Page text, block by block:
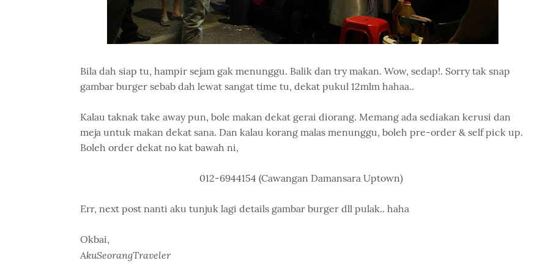
Bila dah siap tu, hampir sejam gak menunggu. Balik dan try makan. Wow, sedap!. Sorry tak snap
gambar burger sebab dah lewat sangat time tu, dekat pukul 12mlm hahaa..
Kalau taknak take away pun, bole makan dekat gerai diorang. Memang ada sediakan kerusi dan
meja untuk makan dekat sana. Dan kalau korang malas menunggu, boleh pre-order & self pick up.
Boleh order dekat no kat bawah ni,
012-6944154 (Cawangan Damansara Uptown)
Err, next post nanti aku tunjuk lagi details gambar burger dll pulak.. haha
Okbai,
AkuSeorangTraveler